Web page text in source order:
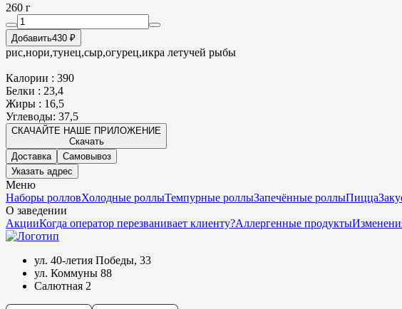
260 г
Добавить430 ₽
рис,нори,тунец,сыр,огурец,икра летучей рыбы
Калории : 390
Белки : 23,4
Жиры : 16,5
Углеводы: 37,5
СКАЧАЙТЕ НАШЕ ПРИЛОЖЕНИЕ
Скачать
Доставка
Самовывоз
Указать адрес
Меню
Наборы ролловХолодные роллыТемпурные роллыЗапечённые роллыПицца
О заведении
АкцииКогда оператор перезванивает клиенту?Аллергенные продукты
ул. 40-летия Победы, 33
ул. Коммуны 88
Салютная 2